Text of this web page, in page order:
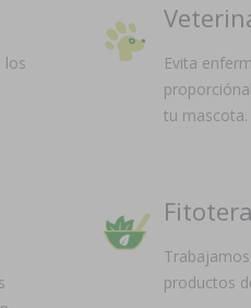
los
Evita
tu mascota.
productos